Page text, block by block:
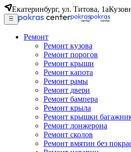
Екатеринбург, ул. Титова, 1а
Ремонт
Ремонт кузова
Ремонт порогов
Ремонт крыши
Ремонт капота
Ремонт рамы
Ремонт двери
Ремонт бампера
Ремонт крыла
Ремонт крышки
Ремонт лонжерона
Ремонт сколов
Ремонт вмятин без